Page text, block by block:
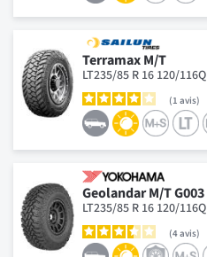
Terramax M/T
LT235/85 R 16 120/116Q
1 avis
Geolandar M/T G003
LT235/85 R 16 120/116Q
4avis